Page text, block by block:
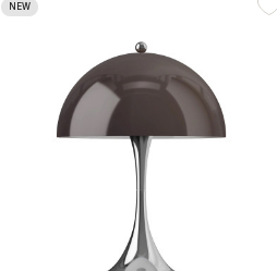
NEW